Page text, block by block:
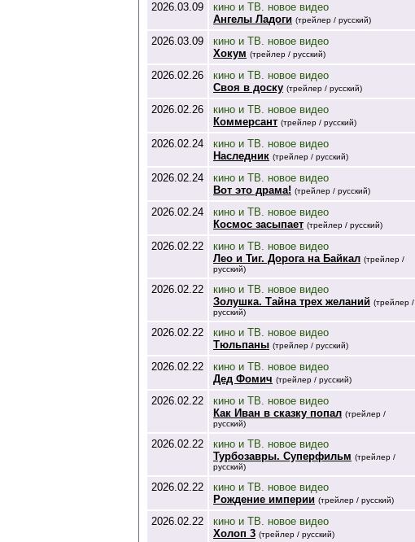
2026.03.09
кино и ТВ. новое видео
Ангелы Ладоги (трейлер / русский)
2026.03.09
кино и ТВ. новое видео
Хокум (трейлер / русский)
2026.02.26
кино и ТВ. новое видео
Своя в доску (трейлер / русский)
2026.02.26
кино и ТВ. новое видео
Коммерсант (трейлер / русский)
2026.02.24
кино и ТВ. новое видео
Наследник (трейлер / русский)
2026.02.24
кино и ТВ. новое видео
Вот это драма! (трейлер / русский)
2026.02.24
кино и ТВ. новое видео
Космос засыпает (трейлер / русский)
2026.02.22
кино и ТВ. новое видео
Лео и Тиг. Дорога на Байкал (трейлер /
русский)
2026.02.22
кино и ТВ. новое видео
Золушка. Тайна трех желаний (трейлер /
русский)
2026.02.22
кино и ТВ. новое видео
Тюльпаны (трейлер / русский)
2026.02.22
кино и ТВ. новое видео
Дед Фомич (трейлер / русский)
2026.02.22
кино и ТВ. новое видео
Как Иван в сказку попал (трейлер /
русский)
2026.02.22
кино и ТВ. новое видео
Турбозавры. Суперфильм (трейлер /
русский)
2026.02.22
кино и ТВ. новое видео
Рождение империи (трейлер / русский)
2026.02.22
кино и ТВ. новое видео
Холоп 3 (трейлер / русский)